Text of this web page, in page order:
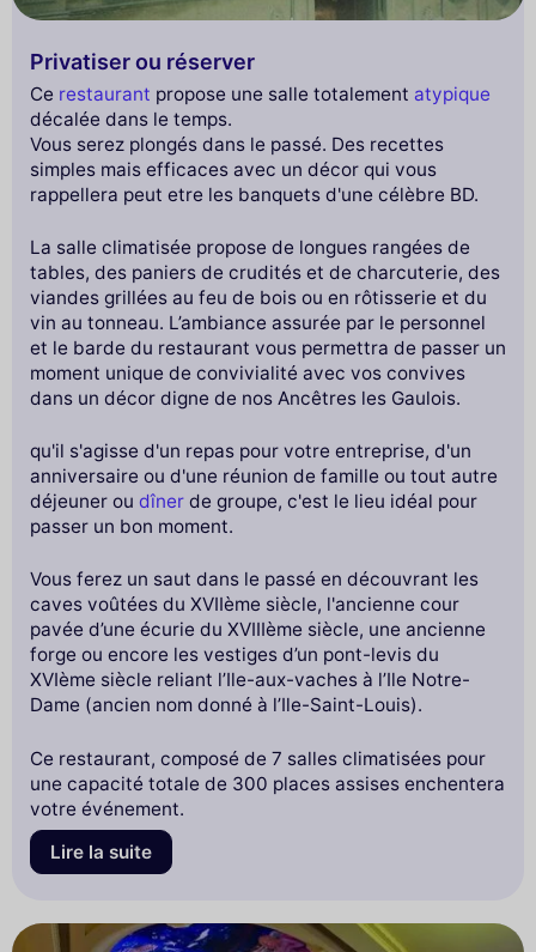
Privatiser ou réserver
Ce restaurant propose une salle totalement atypique
décalée dans le temps.
Vous serez plongés dans le passé. Des recettes
simples mais efficaces avec un décor qui vous
rappellera peut etre les banquets d'une célèbre BD.
La salle climatisée propose de longues rangées de
tables, des paniers de crudités et de charcuterie, des
viandes grillées au feu de bois ou en rôtisserie et du
vin au tonneau. L’ambiance assurée par le personnel
et le barde du restaurant vous permettra de passer un
moment unique de convivialité avec vos convives
dans un décor digne de nos Ancêtres les Gaulois.
qu'il s'agisse d'un repas pour votre entreprise, d'un
anniversaire ou d'une réunion de famille ou tout autre
déjeuner ou dîner de groupe, c'est le lieu idéal pour
passer un bon moment.
Vous ferez un saut dans le passé en découvrant les
caves voûtées du XVIIème siècle, l'ancienne cour
pavée d’une écurie du XVIIIème siècle, une ancienne
forge ou encore les vestiges d’un pont-levis du
XVIème siècle reliant l’Ile-aux-vaches à l’Ile Notre-
Dame (ancien nom donné à l’Ile-Saint-Louis).
Ce restaurant, composé de 7 salles climatisées pour
une capacité totale de 300 places assises enchentera
votre événement.
Lire la suite